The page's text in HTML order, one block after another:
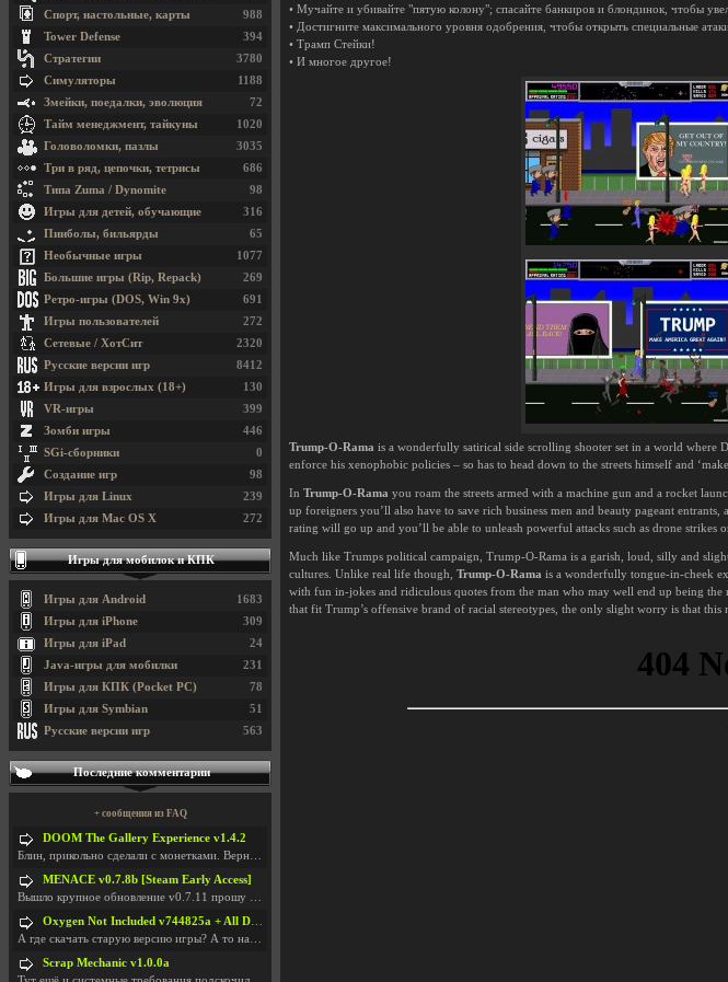
• Мучайте и убивайте "пятую колону"; спасайте банкиров и блондинок, чтобы
• Достигните максимального уровня одобрения, чтобы открыть специальные
• Трамп Стейки!
• И многое другое!
Trump-O-Rama is a wonderfully satirical side scrolling shooter set in a world where
enforce his xenophobic policies – so has to head down to the streets himself and
In Trump-O-Rama you roam the streets armed with a machine gun and a rocket
up foreigners you’ll also have to save rich business men and beauty pageant
rating will go up and you’ll be able to unleash powerful attacks such as drone strikes
Much like Trumps political campaign, Trump-O-Rama is a garish, loud, silly and
cultures. Unlike real life though, Trump-O-Rama is a wonderfully tongue-in-cheek
with fun in-jokes and ridiculous quotes from the man who may well end up being the
that fit Trump’s offensive brand of racial stereotypes, the only slight worry is that
988
Спорт, настольные, карты
394
Tower Defense
3780
Стратегии
1188
Симуляторы
72
Змейки, поедалки, эволюция
1020
Тайм менеджмент, тайкуны
3035
Головоломки, пазлы
686
Три в ряд, цепочки, тетрисы
98
Типа Zuma / Dynomite
316
Игры для детей, обучающие
65
Пинболы, бильярды
1077
Необычные игры
269
Большие игры (Rip, Repack)
691
Ретро-игры (DOS, Win 9x)
272
Игры пользователей
2320
Сетевые / ХотСит
8412
Русские версии игр
130
Игры для взрослых (18+)
399
VR-игры
446
Зомби игры
0
SGi-сборники
98
Создание игр
239
Игры для Linux
272
Игры для Mac OS X
Игры для мобилок и КПК
1683
Игры для Android
309
Игры для iPhone
24
Игры для iPad
231
Java-игры для мобилки
78
Игры для КПК (Pocket PC)
51
Игры для Symbian
563
Русские версии игр
Последние комментарии
+ сообщения из FAQ
DOOM The Gallery Experience v1.4.2
Блин, прикольно сделали с монетками. Вернулся в св
MENACE v0.7.8b [Steam Early Access]
Вышло крупное обновление v0.7.11 прошу обновить
Oxygen Not Included v744825a + All DLC
А где скачать старую версию игры? А то на новой но
Scrap Mechanic v1.0.0a